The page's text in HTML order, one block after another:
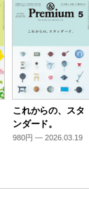
これからの、スタ
ンダード。
980円 — 2026.03.19